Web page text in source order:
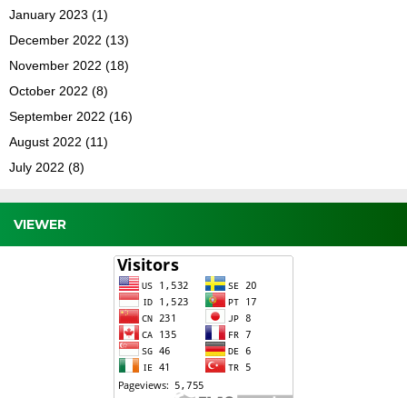
January 2023 (1)
December 2022 (13)
November 2022 (18)
October 2022 (8)
September 2022 (16)
August 2022 (11)
July 2022 (8)
VIEWER